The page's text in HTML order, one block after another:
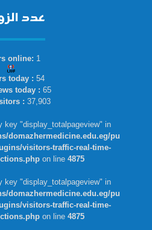
عدد
online: 1
today : 54
today : 65
: 37,903
key "display_totalpageview" in
domazhermedicine.edu.eg/pu
visitors-traffic-real-time-
on line 4875
key "display_totalpageview" in
domazhermedicine.edu.eg/pu
visitors-traffic-real-time-
on line 4875